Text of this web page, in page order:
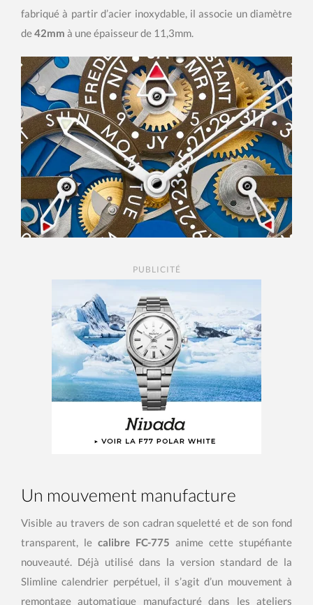
fabriqué à partir d’acier inoxydable, il associe un diamètre
de42mm à une épaisseur de 11,3mm.
PUBLICITÉ
Un mouvement manufacture
Visible au travers de son cadran squeletté et de son fond
transparent, le calibre FC-775 anime cette stupéfiante
nouveauté. Déjà utilisé dans la version standard de la
Slimline calendrier perpétuel, il s’agit d’un mouvement à
remontage automatique manufacturé dans les ateliers